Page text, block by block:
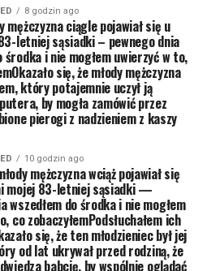
8 godzin ago
mężczyzna ciągle pojawiał się u
letniej sąsiadki – pewnego dnia
środka i nie mogłem uwierzyć w to,
się, że młody mężczyzna
który potajemnie uczył ją
by mogła zamówić przez
pierogi z nadzieniem z kaszy
10 godzin ago
mężczyzna wciąż pojawiał się
mojej 83-letniej sąsiadki —
wszedłem do środka i nie mogłem
co zobaczyłemPodsłuchałem ich
się, że ten młodzieniec był jej
od lat ukrywał przed rodziną, że
babcię, by wspólnie oglądać